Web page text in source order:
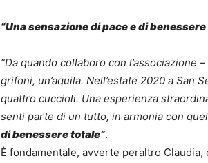
“Una sensazione di pace e di
“Da quando collaboro con l’associazione
grifoni, un’aquila. Nell’estate 2020 a San
quattro cuccioli. Una esperienza
senti parte di un tutto, in armonia con
di benessere totale”.
È fondamentale, avverte peraltro